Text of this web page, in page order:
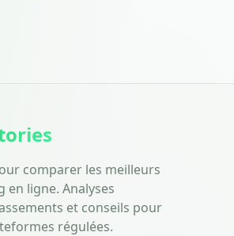
comparer les meilleurs
ligne. Analyses
et conseils pour
régulées.